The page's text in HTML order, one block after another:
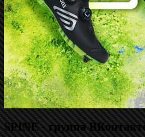
SPINE - группа